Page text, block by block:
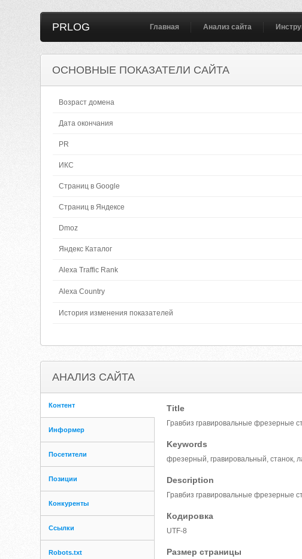
PRLOG Главная Анализ сайта
ОСНОВНЫЕ ПОКАЗАТЕЛИ САЙТА
Возраст домена
Дата окончания
PR
ИКС
Страниц в Google
Страниц в Яндексе
Dmoz
Яндекс Каталог
Alexa Traffic Rank
Alexa Country
История изменения показателей
АНАЛИЗ САЙТА
Контент
Информер
Посетители
Позиции
Конкуренты
Ссылки
Robots.txt
Title
Гравбиз гравировальные фрезерные
Keywords
фрезерный, гравировальный, станок,
Description
Гравбиз гравировальные фрезерные
Кодировка
UTF-8
Размер страницы